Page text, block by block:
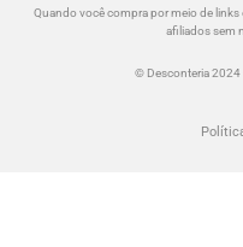
Quando você compra por meio de
afiliados sem
© Desconteria 2024